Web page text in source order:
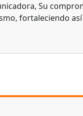
Su
fortaleciendo